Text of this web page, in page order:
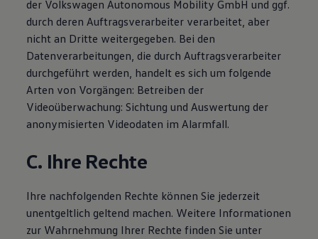
75 Jahre Bulli Jubiläum
Bulli Magazin
Fahrzeugabholung ab Werk
der Volkswagen Autonomous Mobility GmbH und ggf.
durch deren Auftragsverarbeiter verarbeitet, aber
nicht an Dritte weitergegeben. Bei den
Datenverarbeitungen, die durch Auftragsverarbeiter
durchgeführt werden, handelt es sich um folgende
Arten von Vorgängen: Betreiben der
Videoüberwachung: Sichtung und Auswertung der
anonymisierten Videodaten im Alarmfall.
C. Ihre Rechte
Ihre nachfolgenden Rechte können Sie jederzeit
unentgeltlich geltend machen. Weitere Informationen
zur Wahrnehmung Ihrer Rechte finden Sie unter